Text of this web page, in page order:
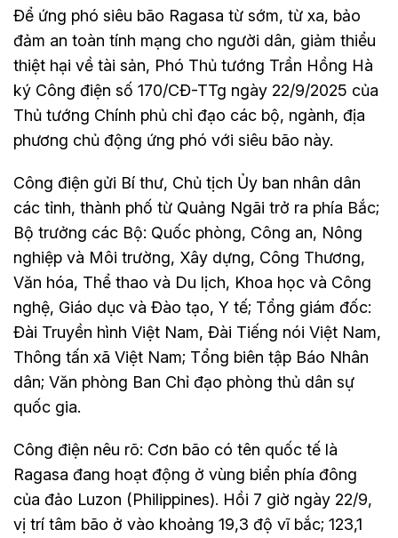
Để ứng phó siêu bão Ragasa từ sớm, từ xa, bảo
đảm an toàn tính mạng cho người dân, giảm thiểu
thiệt hại về tài sản, Phó Thủ tướng Trần Hồng Hà
ký Công điện số 170/CĐ-TTg ngày 22/9/2025 của
Thủ tướng Chính phủ chỉ đạo các bộ, ngành, địa
phương chủ động ứng phó với siêu bão này.
Công điện gửi Bí thư, Chủ tịch Ủy ban nhân dân
các tỉnh, thành phố từ Quảng Ngãi trở ra phía Bắc;
Bộ trưởng các Bộ: Quốc phòng, Công an, Nông
nghiệp và Môi trường, Xây dựng, Công Thương,
Văn hóa, Thể thao và Du lịch, Khoa học và Công
nghệ, Giáo dục và Đào tạo, Y tế; Tổng giám đốc:
Đài Truyền hình Việt Nam, Đài Tiếng nói Việt Nam,
Thông tấn xã Việt Nam; Tổng biên tập Báo Nhân
dân; Văn phòng Ban Chỉ đạo phòng thủ dân sự
quốc gia.
Công điện nêu rõ: Cơn bão có tên quốc tế là
Ragasa đang hoạt động ở vùng biển phía đông
của đảo Luzon (Philippines). Hồi 7 giờ ngày 22/9,
vị trí tâm bão ở vào khoảng 19,3 độ vĩ bắc; 123,1